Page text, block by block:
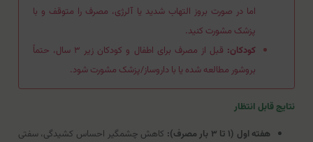
اما در صورت بروز التهاب شدید یا آلرژی، مصرف را متوقف و با
پزشک مشورت کنید.
کودکان:
قبل از مصرف برای اطفال و کودکان زیر ۳ سال، حتماً
بروشور مطالعه شده یا با داروساز/پزشک مشورت شود.
نتایج قابل انتظار
هفته اول (۱ تا ۳ بار مصرف):
کاهش چشمگیر احساس کشیدگی، سفتی